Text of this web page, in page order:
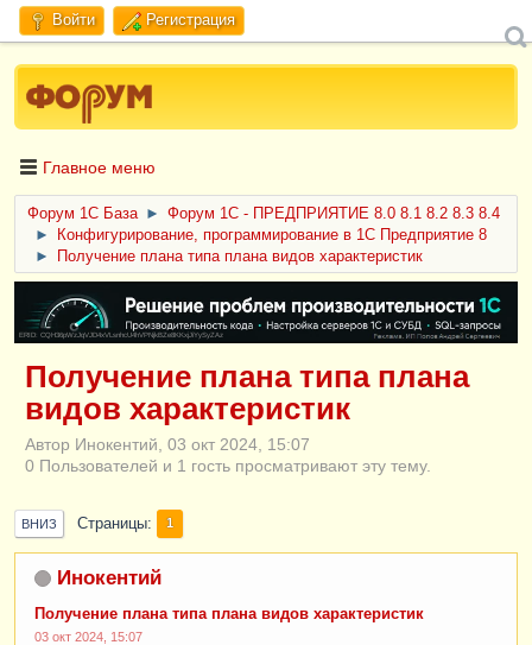
Войти Регистрация
Главное меню
Форум 1C База ►
Форум 1С - ПРЕДПРИЯТИЕ 8.0 8.1 8.2 8.3 8.4
►
Конфигурирование, программирование в 1С Предприятие 8
►
Получение плана типа плана видов характеристик
ERID: CQH36pWzJqVJD4xVLsnhcU4hVPNjkBZe8KKxjJiYySyZAz
Получение плана типа плана
видов характеристик
Автор Инокентий, 03 окт 2024, 15:07
0 Пользователей и 1 гость просматривают эту тему.
ВНИЗ Страницы 1
Инокентий
Получение плана типа плана видов характеристик
03 окт 2024, 15:07